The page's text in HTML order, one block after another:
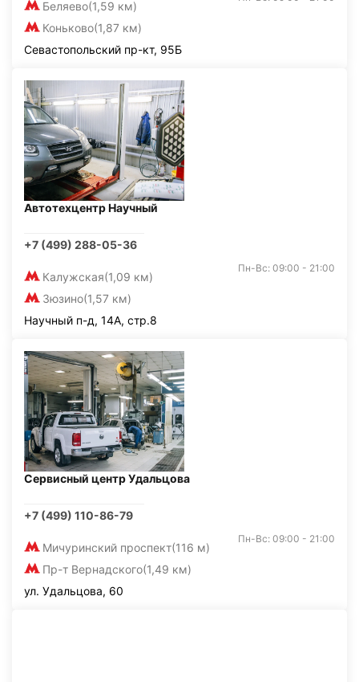
Беляево(1,59 км)
Коньково(1,87 км)
Севастопольский пр-кт, 95Б
Автотехцентр Научный
+7 (499) 288-05-36
Калужская(1,09 км)
Зюзино(1,57 км)
Пн-Вс: 09:00 - 21:00
Научный п-д, 14А, стр.8
Сервисный центр Удальцова
+7 (499) 110-86-79
Мичуринский проспект(116 м)
Пр-т Вернадского(1,49 км)
Пн-Вс: 09:00 - 21:00
ул. Удальцова, 60